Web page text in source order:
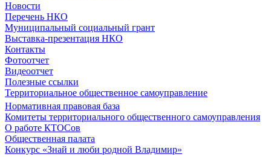
Новости
Перечень НКО
Муниципальный социальный грант
Выставка-презентация НКО
Контакты
Фотоотчет
Видеоотчет
Полезные ссылки
Территориальное общественное самоуправление
Нормативная правовая база
Комитеты территориального общественного самоуправления
О работе КТОСов
Общественная палата
Конкурс «Знай и люби родной Владимир»